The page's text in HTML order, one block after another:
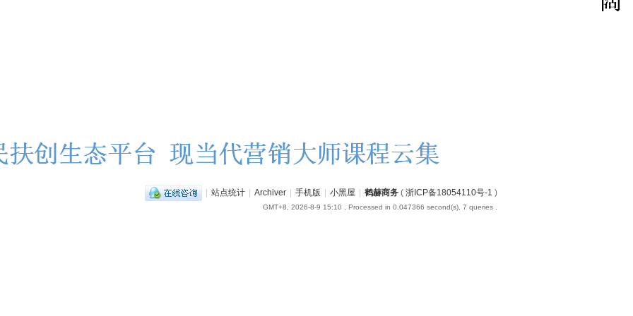
| 站点统计 | Archiver | 手机版 | 小黑屋 | 鹤赫商务 ( 浙ICP备18054110号-1 )
GMT+8, 2026-8-9 15:10 , Processed in 0.047366 second(s), 7 queries .